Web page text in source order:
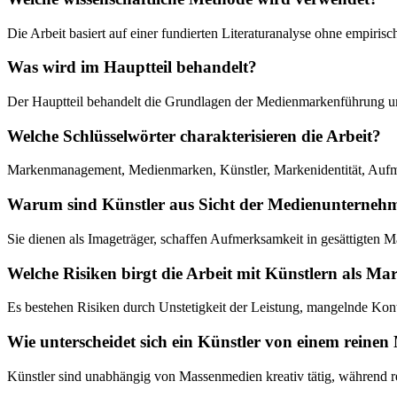
Die Arbeit basiert auf einer fundierten Literaturanalyse ohne
Was wird im Hauptteil behandelt?
Der Hauptteil behandelt die Grundlagen der Medienmarkenführung
Welche Schlüsselwörter charakterisieren die Arbeit?
Markenmanagement, Medienmarken, Künstler, Markenidentität,
Warum sind Künstler aus Sicht der
Sie dienen als Imageträger, schaffen Aufmerksamkeit in gesättigten
Welche Risiken birgt die Arbeit mit Künstlern als
Es bestehen Risiken durch Unstetigkeit der Leistung, mangelnde
Wie unterscheidet sich ein Künstler von einem
Künstler sind unabhängig von Massenmedien kreativ tätig, während